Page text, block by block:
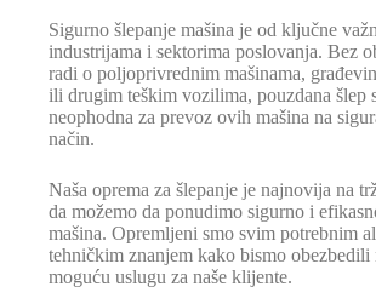
Sigurno šlepanje mašina je od ključne
industrijama i sektorima poslovanja. Bez
radi o poljoprivrednim mašinama,
ili drugim teškim vozilima, pouzdana šlep
neophodna za prevoz ovih mašina na
način.
Naša oprema za šlepanje je najnovija na
da možemo da ponudimo sigurno i
mašina. Opremljeni smo svim potrebnim
tehničkim znanjem kako bismo obezbedili
moguću uslugu za naše klijente.